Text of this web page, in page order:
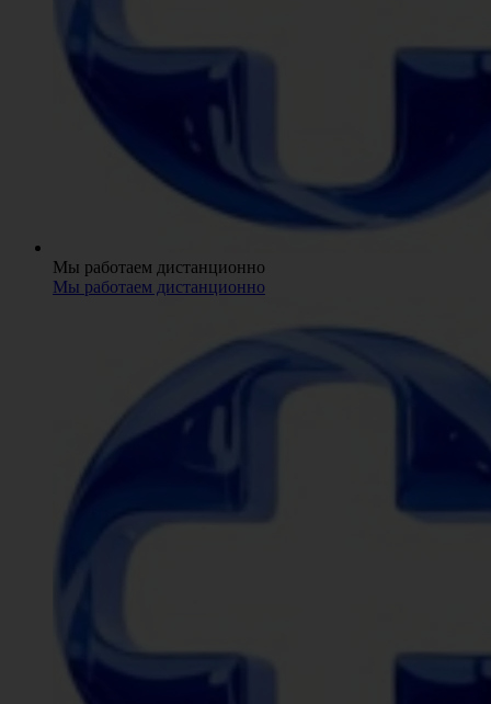
Мы работаем дистанционно
Мы работаем дистанционно